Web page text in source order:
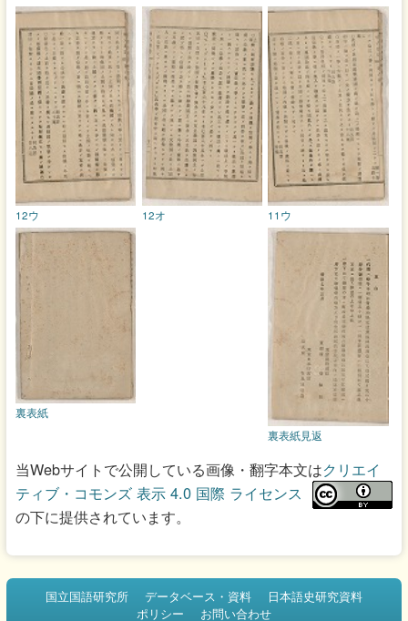
11ウ
12オ
12ウ
裏表紙見返
裏表紙
当Webサイトで公開している画像・翻字本文はクリエイ
ティブ・コモンズ 表示 4.0 国際 ライセンス
の下に提供されています。
国立国語研究所 データベース・資料
日本語史研究資料
ポリシー
お問い合わせ